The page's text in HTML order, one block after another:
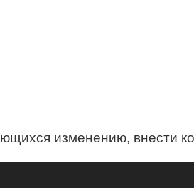
изменению, внести